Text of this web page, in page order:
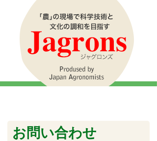
お問い合わせ